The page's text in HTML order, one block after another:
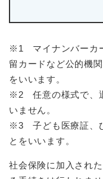
※1 マイナンバーカ
留カードなど公的機
をいいます。
※2 任意の様式で、
いません。
※3 子ども医療証、
とをいいます。
社会保険に加入され